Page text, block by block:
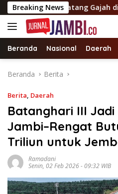
Langsung
ke
konten
Breaking News
Pematang Gajah di
Beranda Nasional Daerah
Beranda Berita
Berita, Daerah
Batanghari III Jadi
Jambi–Rengat
Triliun untuk
Ramadani
Senin, 02 Feb 2026 - 09:32 WIB